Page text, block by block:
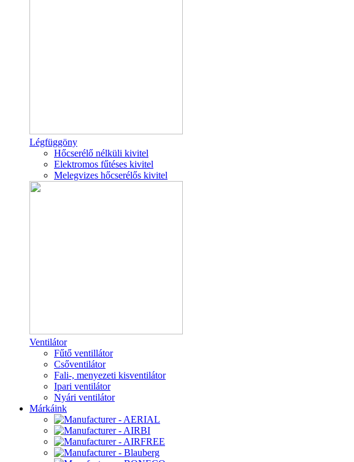
Légfüggöny
Hőcserélő nélküli kivitel
Elektromos fűtéses kivitel
Melegvizes hőcserélős kivitel
Ventilátor
Fűtő ventillátor
Csőventilátor
Fali-, menyezeti kisventilátor
Ipari ventilátor
Nyári ventilátor
Márkáink